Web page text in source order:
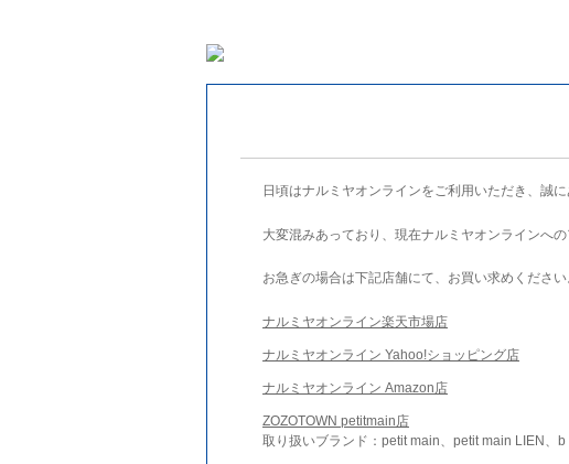
日頃はナルミヤオンラインをご利用いただき、誠に
大変混みあっており、現在ナルミヤオンラインへ
お急ぎの場合は下記店舗にて、お買い求めください
ナルミヤオンライン楽天市場店
ナルミヤオンライン Yahoo!ショッピング店
ナルミヤオンライン Amazon店
ZOZOTOWN petitmain店
取り扱いブランド：petit main、petit main LIEN、b